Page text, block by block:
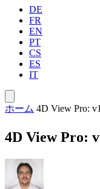
DE
FR
EN
PT
CS
ES
IT
ホーム 4D View Pro:
4D View Pro: